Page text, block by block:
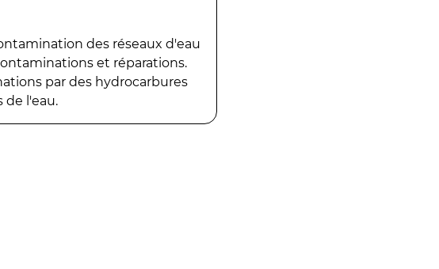
des réseaux d'eau
et réparations.
par des hydrocarbures
de l'eau.